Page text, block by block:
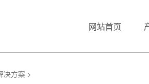
网站首页
决方案 >